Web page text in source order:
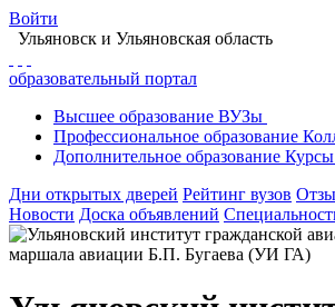
Войти
Ульяновск и Ульяновская область
образовательный портал
Высшее образование ВУЗы
Профессиональное образование
Дополнительное образование Курсы
Дни открытых дверей Рейтинг вузов
Новости Доска объявлений